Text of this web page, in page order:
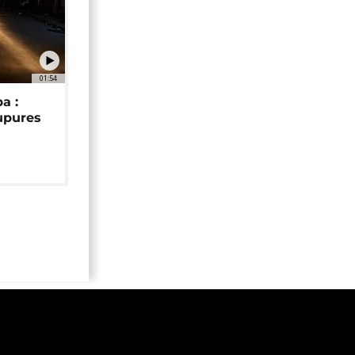
01:54
: